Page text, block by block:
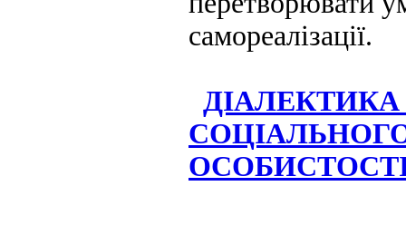
самореалізації.
ДІАЛЕКТИКА